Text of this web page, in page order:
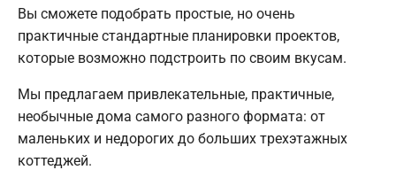
Вы сможете подобрать простые, но очень
практичные стандартные планировки проектов,
которые возможно подстроить по своим вкусам.
Мы предлагаем привлекательные, практичные,
необычные дома самого разного формата: от
маленьких и недорогих до больших трехэтажных
коттеджей.